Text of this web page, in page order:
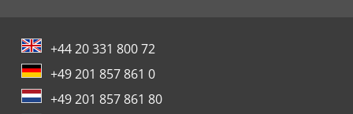
+44 20 331 800 72
+49 201 857 861 0
+49 201 857 861 80